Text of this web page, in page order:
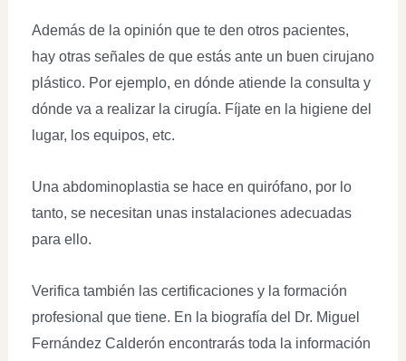
Además de la opinión que te den otros pacientes,
hay otras señales de que estás ante un buen cirujano
plástico. Por ejemplo, en dónde atiende la consulta y
dónde va a realizar la cirugía. Fíjate en la higiene del
lugar, los equipos, etc.
Una abdominoplastia se hace en quirófano, por lo
tanto, se necesitan unas instalaciones adecuadas
para ello.
Verifica también las certificaciones y la formación
profesional que tiene. En la biografía del Dr. Miguel
Fernández Calderón encontrarás toda la información